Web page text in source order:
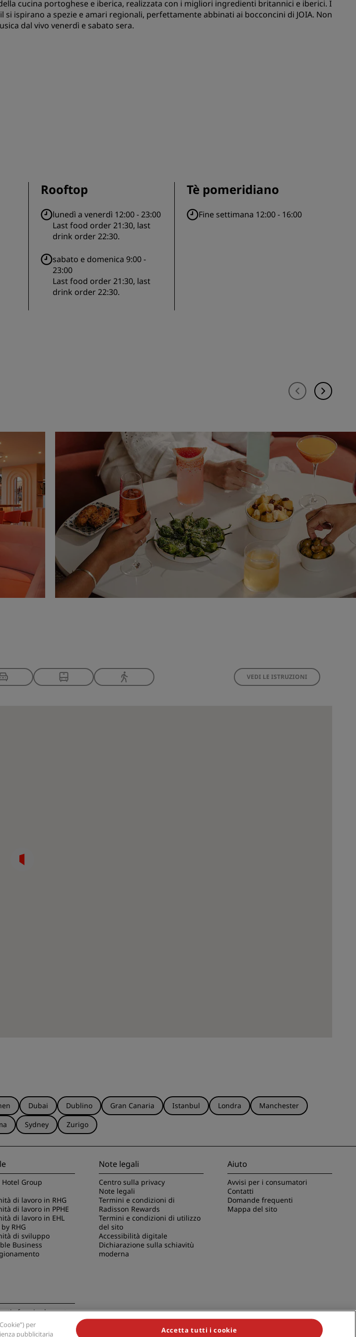
ISCRIVITI
cucina portoghese e iberica, realizzata con i migliori ingredienti britannici e iberici. I
si ispirano a spezie e amari regionali, perfettamente abbinati ai bocconcini di JOIA. Non
dal vivo venerdì e sabato sera.
Rooftop
lunedì a venerdì 12:00 - 23:00
Last food order 21:30, last
drink order 22:30.
sabato e domenica 9:00 -
23:00
Last food order 21:30, last
drink order 22:30.
Tè pomeridiano
Fine settimana 12:00 - 16:00
VEDI LE ISTRUZIONI
Dubai Dublino Gran Canaria Istanbul Londra
Manchester
Sydney Zurigo
Hotel Group
di lavoro in RHG
di lavoro in PPHE
di lavoro in EHL
RHG
di sviluppo
Business
Note legali
Centro sulla privacy
Note legali
Termini e condizioni di
Radisson Rewards
Termini e condizioni di utilizzo
del sito
Accessibilità digitale
Dichiarazione sulla schiavitù
moderna
Aiuto
Avvisi per i consumatori
Contatti
Domande frequenti
Mappa del sito
sfuggire le nostre
per
pubblicitaria
Accetta tutti i cookie